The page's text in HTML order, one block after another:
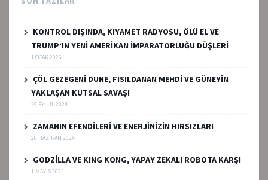
KONTROL DIŞINDA, KIYAMET RADYOSU, ÖLÜ EL VE
TRUMP’IN YENİ AMERİKAN İMPARATORLUĞU DÜŞLERİ
1 OCAK 2026
ÇÖL GEZEGENİ DUNE, FISILDANAN MEHDİ VE GÜNEYİN
YAKLAŞAN KUTSAL SAVAŞI
29 EYLÜL 2024
ZAMANIN EFENDİLERİ VE ENERJİNİZİN HIRSIZLARI
26 HAZIRAN 2024
GODZİLLA VE KING KONG, YAPAY ZEKALI ROBOTA KARŞI
1 MAYIS 2024